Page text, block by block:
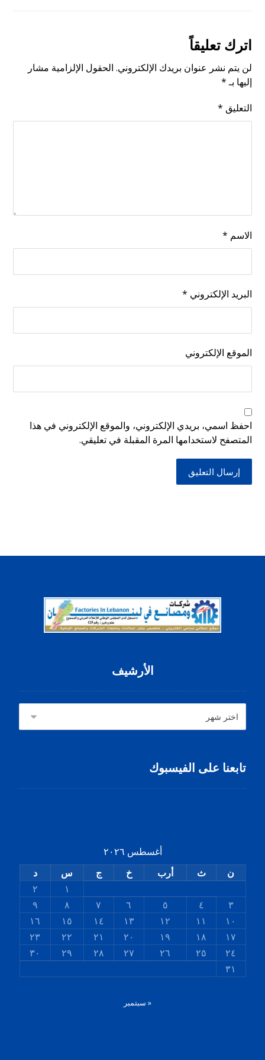
اترك تعليقاً
لن يتم نشر عنوان بريدك الإلكتروني. الحقول الإلزامية مشار
إليها بـ*
التعليق *
الاسم *
البريد الإلكتروني *
الموقع الإلكتروني
احفظ اسمي، بريدي الإلكتروني، والموقع الإلكتروني في هذا
المتصفح لاستخدامها المرة المقبلة في تعليقي.
إرسال التعليق
الأرشيف
تابعنا على الفيسبوك
أغسطس ٢٠٢٦
ن
ث أرب خ ج س
د
١
٢
٣
٤ ٥ ٦ ٧ ٨
٩
١٠
١١ ١٢ ١٣ ١٤ ١٥
١٦
١٧
١٨ ١٩ ٢٠ ٢١ ٢٢
٢٣
٢٤
٢٥ ٢٦ ٢٧ ٢٨ ٢٩
٣٠
٣١
« سبتمبر